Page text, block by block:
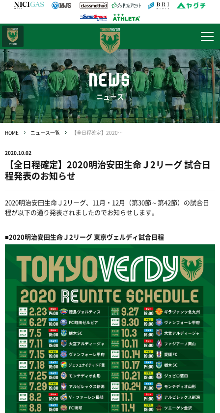
NEWS
ニュース
HOME ニュース一覧 【全日程確定】2020明治安田生命Ｊ2リーグ 試合日程発表のお知らせ
2020.10.02
【全日程確定】2020明治安田生命Ｊ2リーグ 試合日
程発表のお知らせ
2020明治安田生命Ｊ2リーグ、11月・12月（第30節～第42節）の試合日
程が以下の通り発表されましたのでお知らせします。
■2020明治安田生命Ｊ2リーグ 東京ヴェルディ試合日程